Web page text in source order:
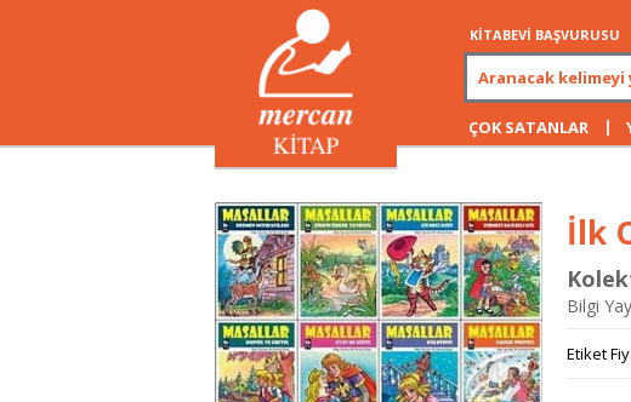
KİTABEVİ BAŞVURUSU
ÇOK SATANLAR |
İlk
Bilgi
Etiket